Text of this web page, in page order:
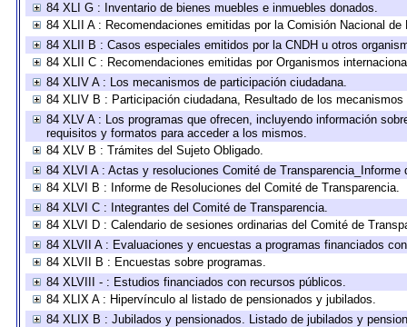
84 XLI G : Inventario de bienes muebles e inmuebles donados.
84 XLII A : Recomendaciones emitidas por la Comisión Nacional de
84 XLII B : Casos especiales emitidos por la CNDH u otros
84 XLII C : Recomendaciones emitidas por Organismos
84 XLIV A : Los mecanismos de participación ciudadana.
84 XLIV B : Participación ciudadana, Resultado de los
84 XLV A : Los programas que ofrecen, incluyendo información
requisitos y formatos para acceder a los mismos.
84 XLV B : Trámites del Sujeto Obligado.
84 XLVI A : Actas y resoluciones Comité de
84 XLVI B : Informe de Resoluciones del Comité de Transparencia.
84 XLVI C : Integrantes del Comité de Transparencia.
84 XLVI D : Calendario de sesiones ordinarias del Comité de
84 XLVII A : Evaluaciones y encuestas a programas financiados
84 XLVII B : Encuestas sobre programas.
84 XLVIII - : Estudios financiados con recursos públicos.
84 XLIX A : Hipervínculo al listado de pensionados y jubilados.
84 XLIX B : Jubilados y pensionados. Listado de jubilados y